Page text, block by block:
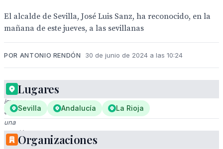
El alcalde de Sevilla, José Luis Sanz, ha reconocido, en la
mañana de este jueves, a las sevillanas
POR ANTONIO RENDÓN 30 de junio de 2024 a las 10:24
Una
imagen
de
una
reunión
formal
Lugares
Sevilla Andalucía La Rioja
Organizaciones